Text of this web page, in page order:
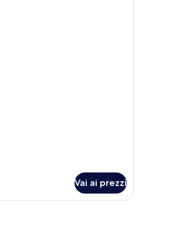
Vai ai prezzi